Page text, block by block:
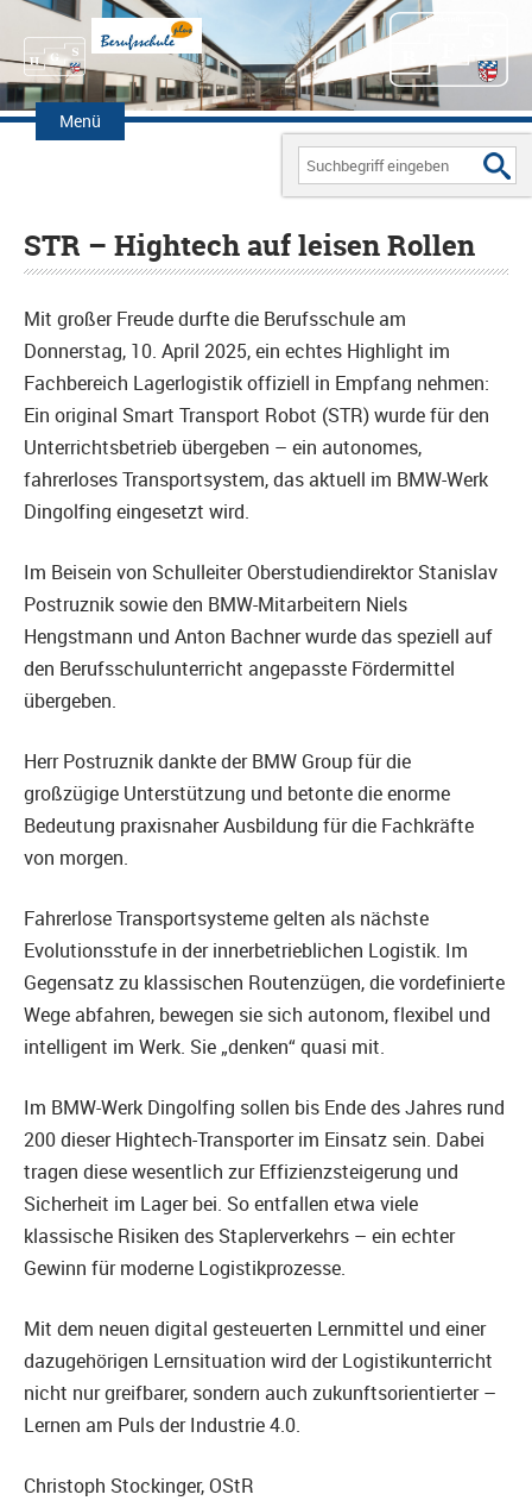
Menü
Zum
Inhalt
Search
for:
STR – Hightech auf leisen Rollen
Mit großer Freude durfte die Berufsschule am
Donnerstag, 10. April 2025, ein echtes Highlight im
Fachbereich Lagerlogistik offiziell in Empfang nehmen:
Ein original Smart Transport Robot (STR) wurde für den
Unterrichtsbetrieb übergeben – ein autonomes,
fahrerloses Transportsystem, das aktuell im BMW-Werk
Dingolfing eingesetzt wird.
Im Beisein von Schulleiter Oberstudiendirektor Stanislav
Postruznik sowie den BMW-Mitarbeitern Niels
Hengstmann und Anton Bachner wurde das speziell auf
den Berufsschulunterricht angepasste Fördermittel
übergeben.
Herr Postruznik dankte der BMW Group für die
großzügige Unterstützung und betonte die enorme
Bedeutung praxisnaher Ausbildung für die Fachkräfte
von morgen.
Fahrerlose Transportsysteme gelten als nächste
Evolutionsstufe in der innerbetrieblichen Logistik. Im
Gegensatz zu klassischen Routenzügen, die vordefinierte
Wege abfahren, bewegen sie sich autonom, flexibel und
intelligent im Werk. Sie „denken“ quasi mit.
Im BMW-Werk Dingolfing sollen bis Ende des Jahres rund
200 dieser Hightech-Transporter im Einsatz sein. Dabei
tragen diese wesentlich zur Effizienzsteigerung und
Sicherheit im Lager bei. So entfallen etwa viele
klassische Risiken des Staplerverkehrs – ein echter
Gewinn für moderne Logistikprozesse.
Mit dem neuen digital gesteuerten Lernmittel und einer
dazugehörigen Lernsituation wird der Logistikunterricht
nicht nur greifbarer, sondern auch zukunftsorientierter –
Lernen am Puls der Industrie 4.0.
Christoph Stockinger, OStR